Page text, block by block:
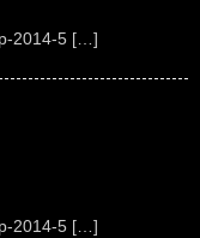
2014-5 […]
2014-5 […]